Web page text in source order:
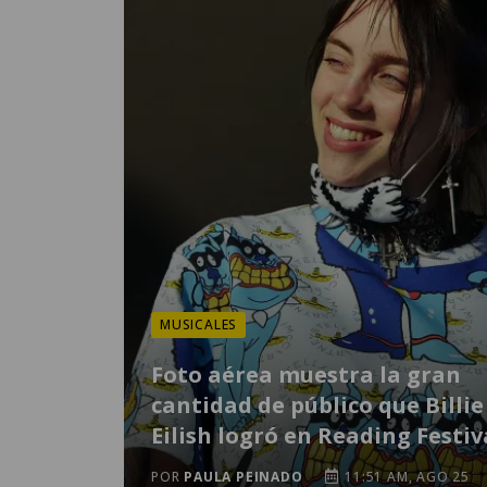
MUSICALES
Foto aérea muestra la gran
cantidad de público que Billie
Eilish logró en Reading
POR PAULA PEINADO 11:51 AM, AGO 25